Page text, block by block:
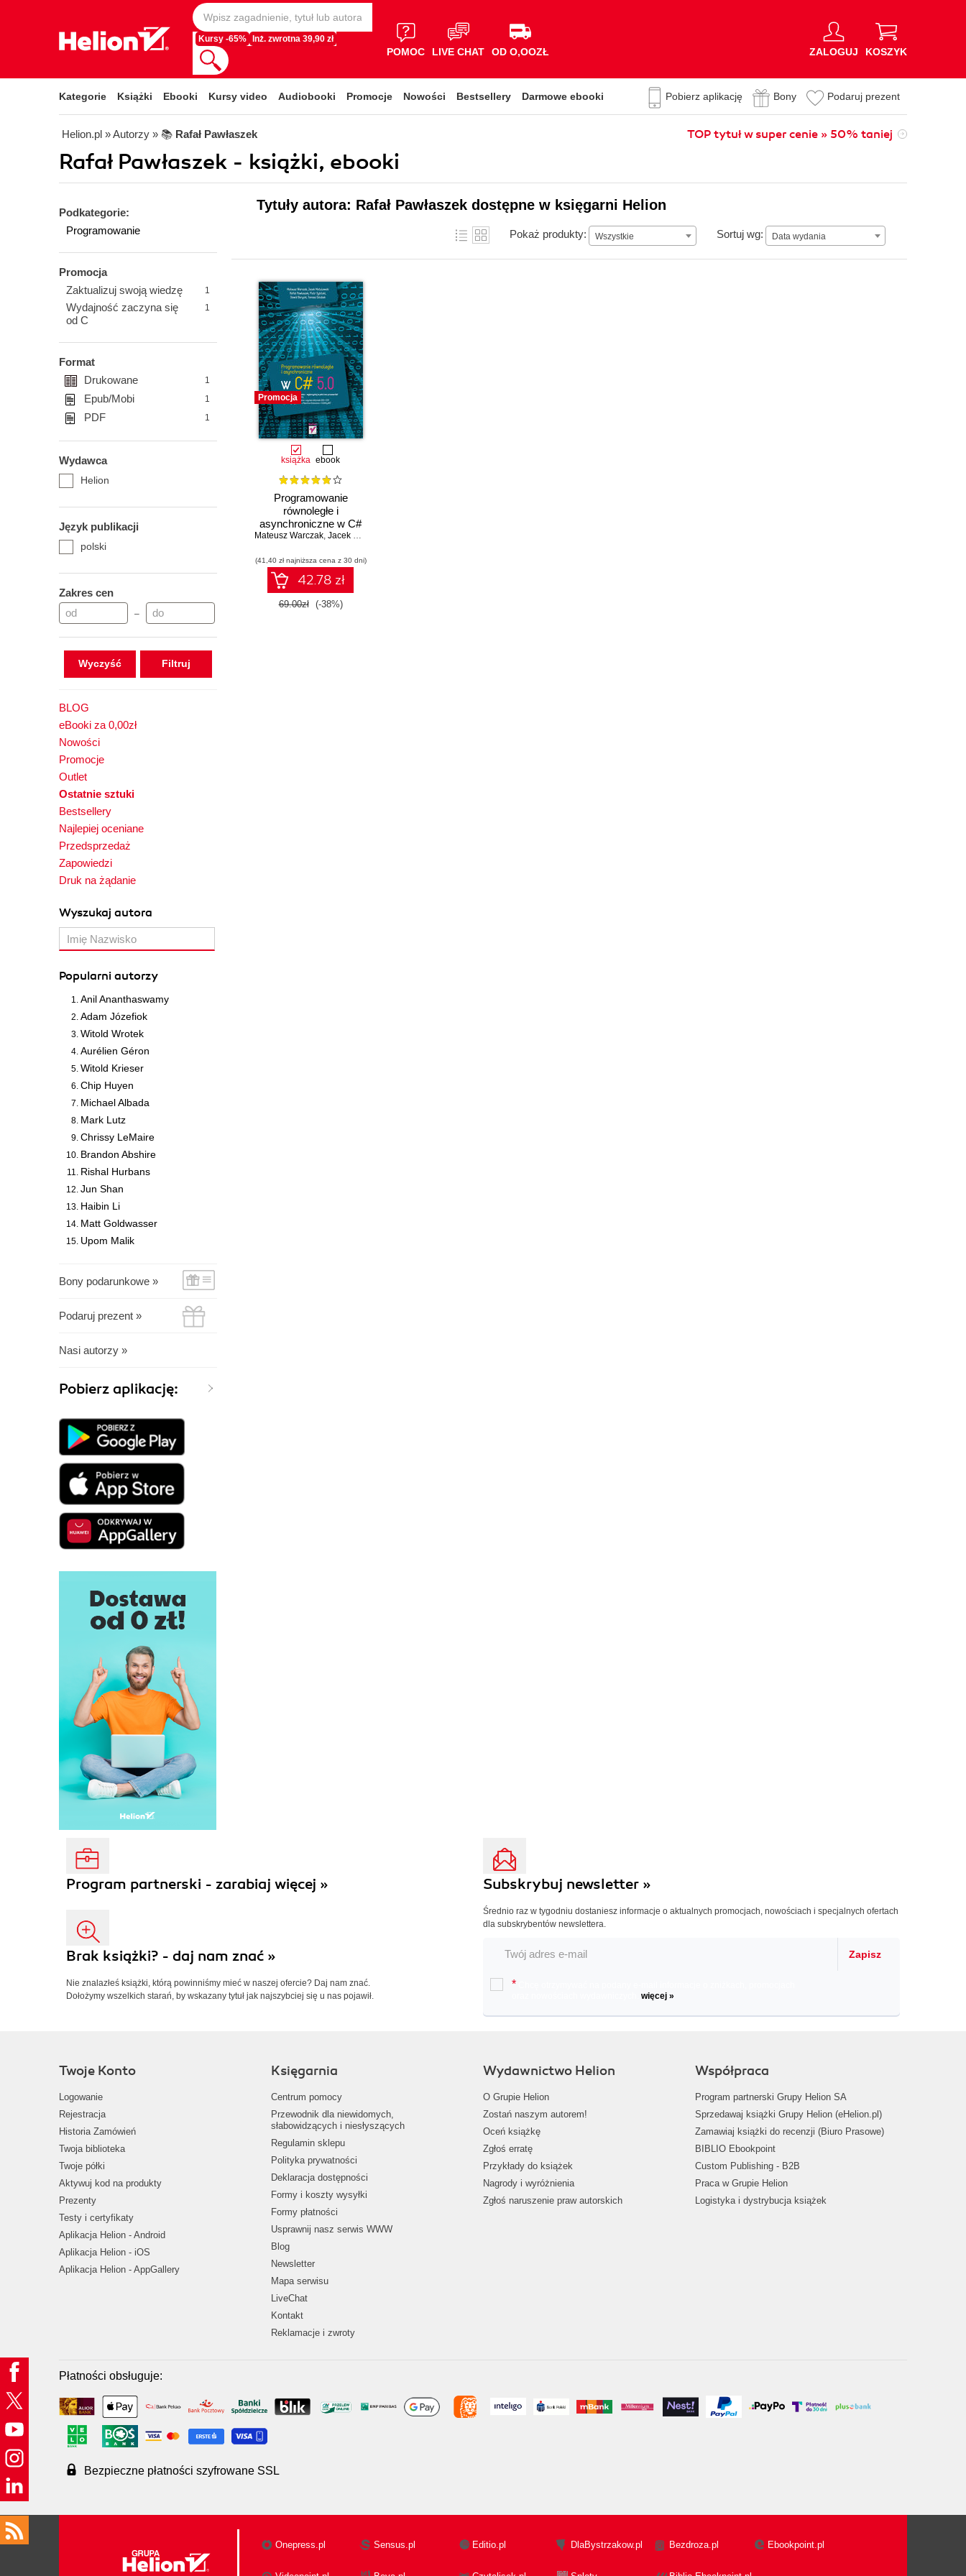
Kursy -65% Inż. zwrotna 39,90 zł
POMOC LIVE CHAT OD O,OOZŁ ZALOGUJ KOSZYK
Kategorie Książki Ebooki Kursy video Audiobooki Promocje Nowości Bestsellery Darmowe ebooki Pobierz aplikację Bony Podaruj prezent
Helion.pl » Autorzy » 📚 Rafał Pawłaszek TOP tytuł w super cenie » 50% taniej
Rafał Pawłaszek - książki, ebooki
Podkategorie:
Programowanie
Promocja
Zaktualizuj swoją wiedzę
1
Wydajność zaczyna się
od C
1
Format
Drukowane
1
Epub/Mobi 1
PDF 1
Wydawca
Helion
Język publikacji
polski
Zakres cen
–
Wyczyść
BLOG
eBooki za 0,00zł
Nowości
Promocje
Outlet
Ostatnie sztuki
Bestsellery
Najlepiej oceniane
Przedsprzedaż
Zapowiedzi
Druk na żądanie
Wyszukaj autora
Popularni autorzy
Anil Ananthaswamy
Adam Józefiok
Witold Wrotek
Aurélien Géron
Witold Krieser
Chip Huyen
Michael Albada
Mark Lutz
Chrissy LeMaire
Brandon Abshire
Rishal Hurbans
Jun Shan
Haibin Li
Matt Goldwasser
Upom Malik
Bony podarunkowe »
Podaruj prezent »
Nasi autorzy »
Pobierz aplikację:
Tytuły autora: Rafał Pawłaszek dostępne w księgarni Helion
Pokaż produkty: Wszystkie Sortuj wg: Data wydania
Data wydania
Promocja
książka ebook
Programowanie
równoległe i
asynchroniczne w C#
5.0
Mateusz Warczak, Jacek Matulewski
(41,40 zł najniższa cena z 30 dni)
42.78 zł
69.00zł (-38%)
Program partnerski - zarabiaj więcej »
Brak książki? - daj nam znać »
Nie znalazłeś książki, którą powinniśmy mieć w naszej ofercie? Daj nam znać.
Dołożymy wszelkich starań, by wskazany tytuł jak najszybciej się u nas pojawił.
Subskrybuj newsletter »
Średnio raz w tygodniu dostaniesz informacje o aktualnych promocjach, nowościach i specjalnych ofertach
dla subskrybentów newslettera.
Zapisz
*
więcej »
Twoje Konto
Logowanie
Rejestracja
Historia Zamówień
Twoja biblioteka
Twoje półki
Aktywuj kod na produkty
Prezenty
Testy i certyfikaty
Aplikacja Helion - Android
Aplikacja Helion - iOS
Aplikacja Helion - AppGallery
Księgarnia
Centrum pomocy
Przewodnik dla niewidomych,
słabowidzących i niesłyszących
Regulamin sklepu
Polityka prywatności
Deklaracja dostępności
Formy i koszty wysyłki
Formy płatności
Usprawnij nasz serwis WWW
Blog
Newsletter
Mapa serwisu
LiveChat
Kontakt
Reklamacje i zwroty
Wydawnictwo Helion
O Grupie Helion
Zostań naszym autorem!
Oceń książkę
Zgłoś erratę
Przykłady do książek
Nagrody i wyróżnienia
Zgłoś naruszenie praw autorskich
Współpraca
Program partnerski Grupy Helion SA
Sprzedawaj książki Grupy Helion (eHelion.pl)
Zamawiaj książki do recenzji (Biuro Prasowe)
BIBLIO Ebookpoint
Custom Publishing - B2B
Praca w Grupie Helion
Logistyka i dystrybucja książek
Płatności obsługuje:
Bezpieczne płatności szyfrowane SSL
Onepress.pl Sensus.pl Editio.pl DlaBystrzakow.pl Bezdroza.pl Ebookpoint.pl